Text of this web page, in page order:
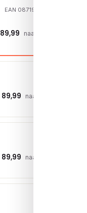
EAN 08719796046629
naar shop →
naar shop →
naar shop →